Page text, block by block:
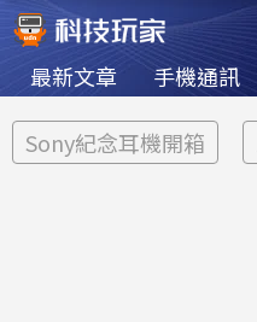
最新文章 手機通訊
Sony紀念耳機開箱